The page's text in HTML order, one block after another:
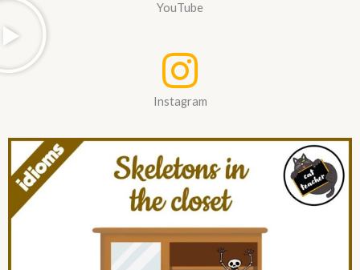
YouTube
Instagram